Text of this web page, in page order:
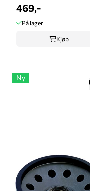
fyllepistol 1" ...
469,-
På lager
Kjøp
Ny